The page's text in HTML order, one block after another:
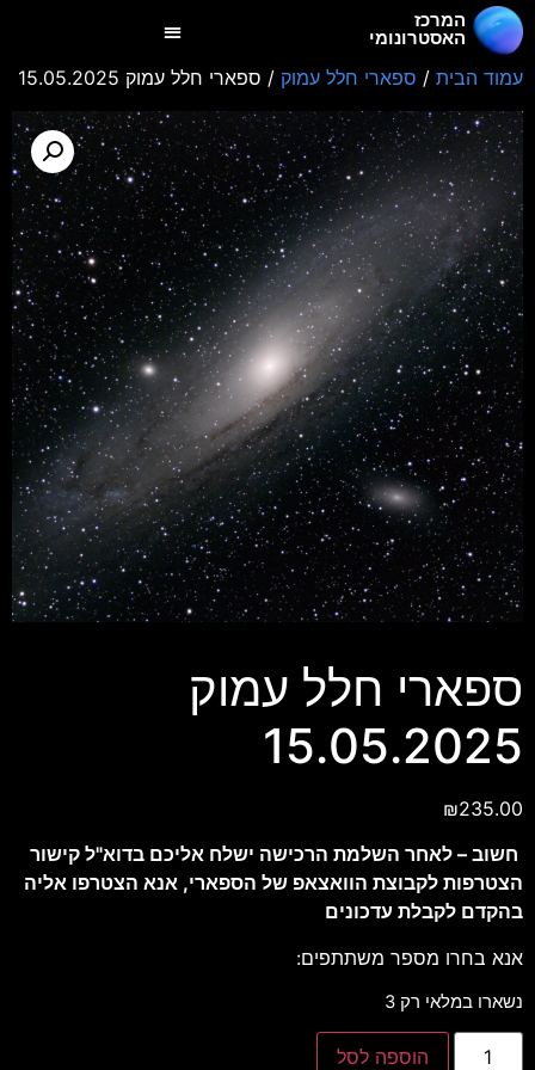
המרכז
האסטרונומי
עמוד הבית / ספארי חלל עמוק / ספארי חלל עמוק 15.05.2025
ספארי חלל עמוק
15.05.2025
₪235.00
חשוב – לאחר השלמת הרכישה ישלח אליכם בדוא"ל קישור
הצטרפות לקבוצת הוואצאפ של הספארי, אנא הצטרפו אליה
בהקדם לקבלת עדכונים
אנא בחרו מספר משתתפים:
נשארו במלאי רק 3
הוספה לסל